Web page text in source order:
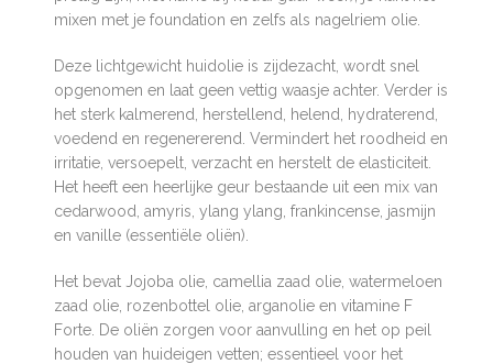
mixen met je foundation en zelfs als nagelriem olie.
Deze lichtgewicht huidolie is zijdezacht, wordt snel
opgenomen en laat geen vettig waasje achter. Verder is
het sterk kalmerend, herstellend, helend, hydraterend,
voedend en regenererend. Vermindert het roodheid en
irritatie, versoepelt, verzacht en herstelt de elasticiteit.
Het heeft een heerlijke geur bestaande uit een mix van
cedarwood, amyris, ylang ylang, frankincense, jasmijn
en vanille (essentiële oliën).
Het bevat Jojoba olie, camellia zaad olie, watermeloen
zaad olie, rozenbottel olie, arganolie en vitamine F
Forte. De oliën zorgen voor aanvulling en het op peil
houden van huideigen vetten; essentieel voor het